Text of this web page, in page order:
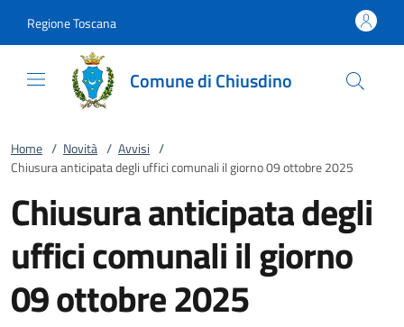
Regione Toscana
Comune di Chiusdino
Home / Novità / Avvisi /
Chiusura anticipata degli uffici comunali il giorno 09 ottobre 2025
Chiusura anticipata degli
uffici comunali il giorno
09 ottobre 2025